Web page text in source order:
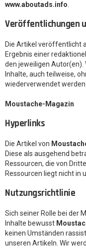
www.aboutads.info.
Veröffentlichungen
Die Artikel veröffentlicht
Ergebnis einer
den jeweiligen Autor(en).
Inhalte, auch teilweise,
wiederverwendet werden.
Moustache-Magazin
Hyperlinks
Die Artikel von
Diese als ausgehend
Ressourcen, die von
Ressourcen liegt nicht in
Nutzungsrichtlinie
Sich seiner Rolle bei der
Inhalte bewusst
keinen Umständen
unseren Artikeln. Wir